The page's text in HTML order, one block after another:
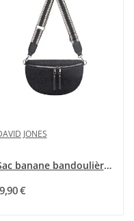
JONES
Sac banane bandoulière Moumoute noir de chez...
€